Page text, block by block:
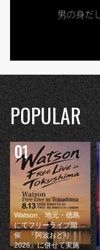
POPULAR
Watson、地元・徳島
にてフリーライブ開
催 『阿波おどり
2026』に併せて実施